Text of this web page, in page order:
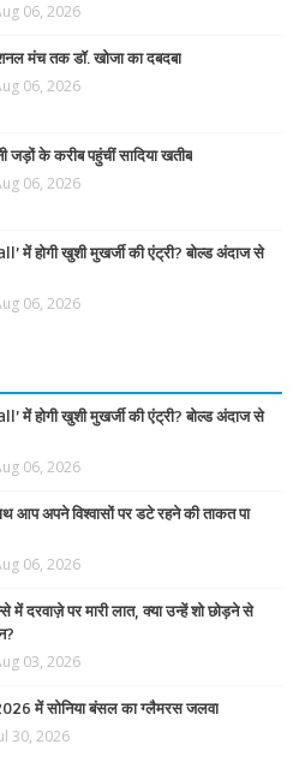
06, 2026
मंच तक डॉ. खोजा का दबदबा
06, 2026
जड़ों के करीब पहुंचीं सादिया खतीब
06, 2026
में होगी खुशी मुखर्जी की एंट्री? बोल्ड अंदाज से
06, 2026
में होगी खुशी मुखर्जी की एंट्री? बोल्ड अंदाज से
06, 2026
आप अपने विश्वासों पर डटे रहने की ताकत पा
06, 2026
दरवाज़े पर मारी लात, क्या उन्हें शो छोड़ने से
03, 2026
में सोनिया बंसल का ग्लैमरस जलवा
30, 2026